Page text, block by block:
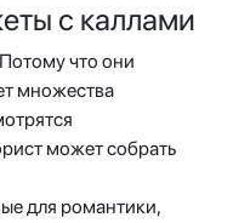
с каллами
что они
множества
может собрать
для романтики,